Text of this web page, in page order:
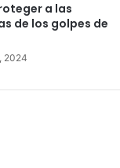
a las
de los golpes de
2024